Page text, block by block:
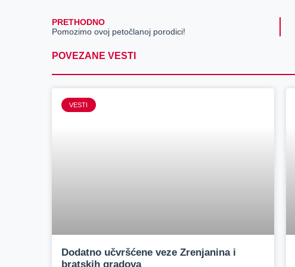
PRETHODNO
Pomozimo ovoj petočlanoj porodici!
POVEZANE VESTI
VESTI
Dodatno učvršćene veze Zrenjanina i
bratskih gradova